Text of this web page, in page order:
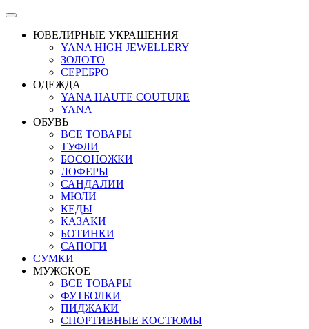
ЮВЕЛИРНЫЕ УКРАШЕНИЯ
YANA HIGH JEWELLERY
ЗОЛОТО
СЕРЕБРО
ОДЕЖДА
YANA HAUTE COUTURE
YANA
ОБУВЬ
ВСЕ ТОВАРЫ
ТУФЛИ
БОСОНОЖКИ
ЛОФЕРЫ
САНДАЛИИ
МЮЛИ
КЕДЫ
КАЗАКИ
БОТИНКИ
САПОГИ
СУМКИ
МУЖСКОЕ
ВСЕ ТОВАРЫ
ФУТБОЛКИ
ПИДЖАКИ
СПОРТИВНЫЕ КОСТЮМЫ